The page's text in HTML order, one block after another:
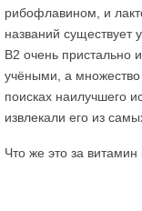
рибофлавином, и
названий существует
В2 очень пристально
учёными, а множество
поисках наилучшего
извлекали его из
Что же это за витамин